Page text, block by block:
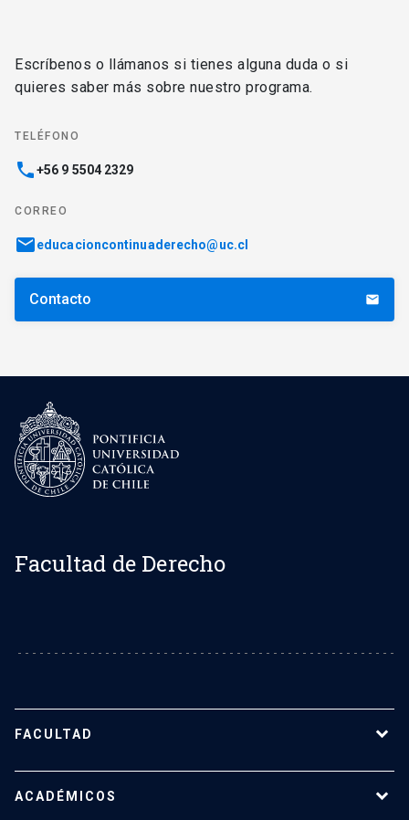
Escríbenos o llámanos si tienes alguna duda o si
quieres saber más sobre nuestro programa.
TELÉFONO
phone+56 9 5504 2329
CORREO
emaileducacioncontinuaderecho@uc.cl
Contacto email
Facultad de Derecho
FACULTAD
ACADÉMICOS